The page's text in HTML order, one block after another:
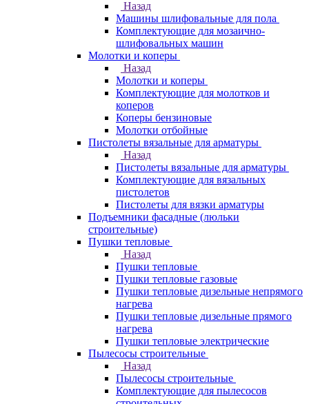
Назад
Машины шлифовальные для пола
Комплектующие для мозаично-
шлифовальных машин
Молотки и коперы
Назад
Молотки и коперы
Комплектующие для молотков и
коперов
Коперы бензиновые
Молотки отбойные
Пистолеты вязальные для арматуры
Назад
Пистолеты вязальные для арматуры
Комплектующие для вязальных
пистолетов
Пистолеты для вязки арматуры
Подъемники фасадные (люльки
строительные)
Пушки тепловые
Назад
Пушки тепловые
Пушки тепловые газовые
Пушки тепловые дизельные непрямого
нагрева
Пушки тепловые дизельные прямого
нагрева
Пушки тепловые электрические
Пылесосы строительные
Назад
Пылесосы строительные
Комплектующие для пылесосов